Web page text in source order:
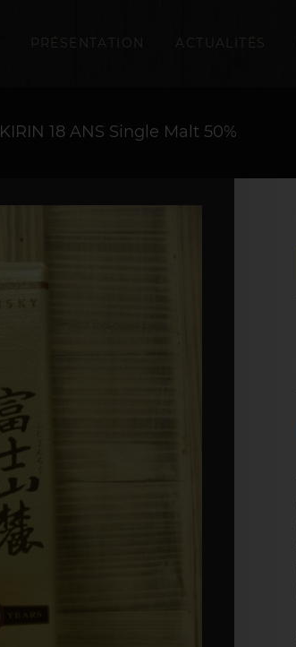
PRÉSENTATION ACTUALITÉS
KIRIN 18 ANS Single Malt 50%